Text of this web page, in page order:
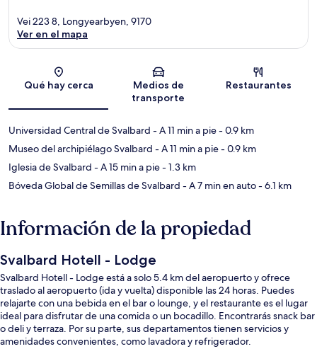
Sección del mapa
Vei 223 8, Longyearbyen, 9170
Ver en el mapa
Qué hay cerca
Medios de
transporte
Restaurantes
Universidad Central de Svalbard - A 11 min a pie- 0.9 km
Museo del archipiélago Svalbard - A 11 min a pie- 0.9 km
Iglesia de Svalbard - A 15 min a pie- 1.3 km
Bóveda Global de Semillas de Svalbard - A 7 min en auto- 6.1 km
Información de la propiedad
Svalbard Hotell - Lodge
Svalbard Hotell - Lodge está a solo 5.4 km del aeropuerto y ofrece
traslado al aeropuerto (ida y vuelta) disponible las 24 horas. Puedes
relajarte con una bebida en el bar o lounge, y el restaurante es el lugar
ideal para disfrutar de una comida o un bocadillo. Encontrarás snack bar
o deli y terraza. Por su parte, sus departamentos tienen servicios y
amenidades convenientes, como lavadora y refrigerador.